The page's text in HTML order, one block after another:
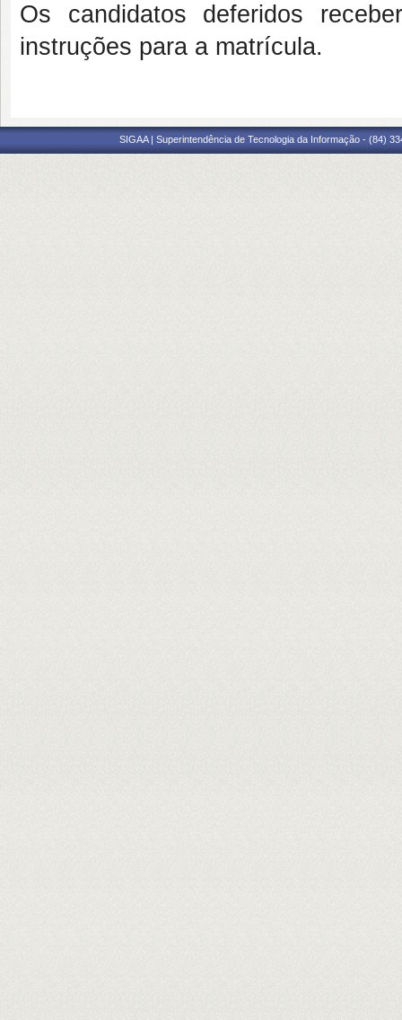
Os candidatos deferidos
instruções para a matrícula.
SIGAA | Superintendência de Tecnologia da Informação - (84)